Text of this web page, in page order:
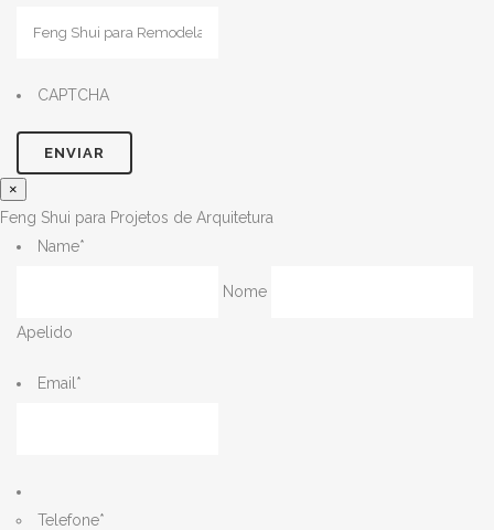
CAPTCHA
×
Feng Shui para Projetos de Arquitetura
Name*
Nome
Apelido
Email *
Telefone*